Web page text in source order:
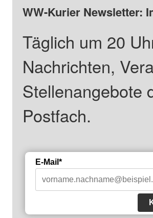
WW-Kurier Newsletter:
Täglich um 20
Nachrichten,
Stellenangebote
Postfach.
E-Mail*